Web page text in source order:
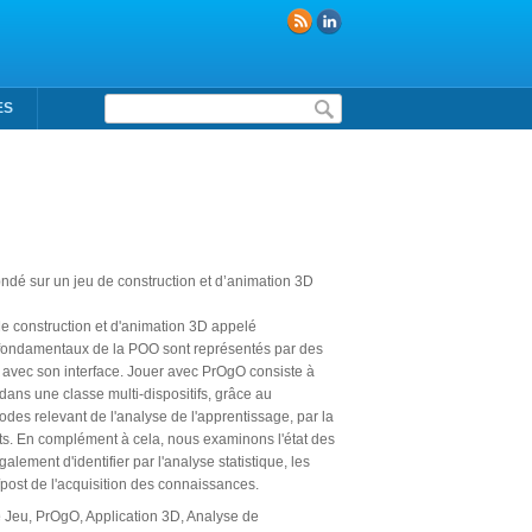
Formulaire de recherche
sur un jeu de construction et d’animation 3D
construction et d'animation 3D appelé
de la POO sont représentés par des
son interface. Jouer avec PrOgO consiste à
une classe multi-dispositifs, grâce au
relevant de l'analyse de l'apprentissage, par la
En complément à cela, nous examinons l'état des
d'identifier par l'analyse statistique, les
de l'acquisition des connaissances.
PrOgO, Application 3D, Analyse de